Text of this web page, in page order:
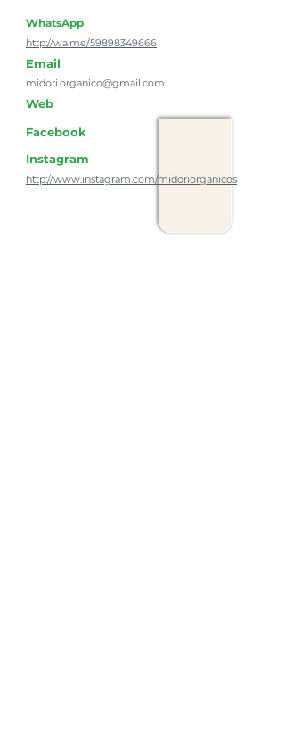
WhatsApp
http://wa.me/59898349666
Email
midori.organico@gmail.com
Web
Facebook
Instagram
http://www.instagram.com/midoriorganicos